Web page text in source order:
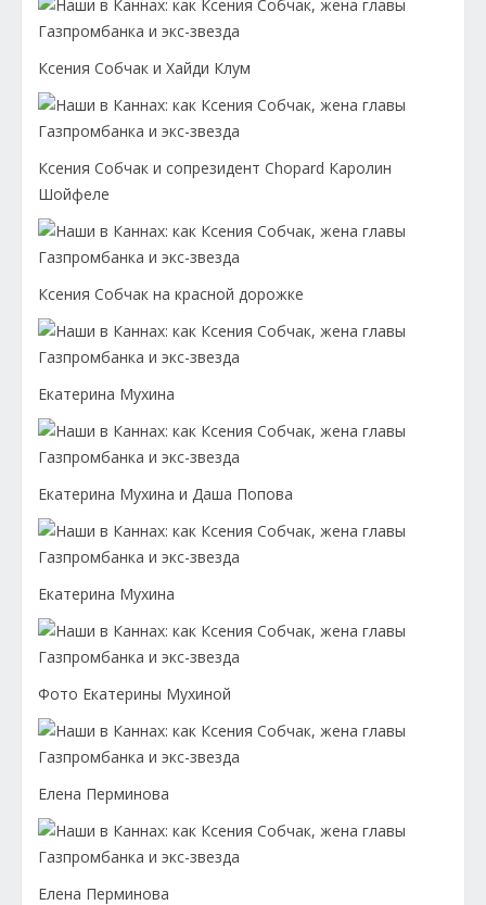
Ксения Собчак и Хайди Клум
Ксения Собчак и сопрезидент Chopard Каролин
Шойфеле
Ксения Собчак на красной дорожке
Екатерина Мухина
Екатерина Мухина и Даша Попова
Екатерина Мухина
Фото Екатерины Мухиной
Елена Перминова
Елена Перминова